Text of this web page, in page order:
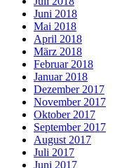
Juni 2018
Mai 2018
April 2018
März 2018
Februar 2018
Januar 2018
Dezember 2017
November 2017
Oktober 2017
September 2017
August 2017
Juli 2017
Juni 2017